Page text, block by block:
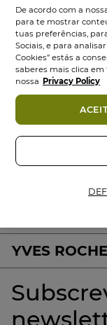
vegetais
YVES
De acordo com a
para te mostrar
tuas preferências,
Sociais, e para
Cookies” estás a
saberes mais clica em
nossa Privacy Policy